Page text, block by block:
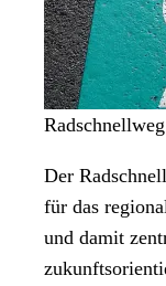
Der
für das
und damit